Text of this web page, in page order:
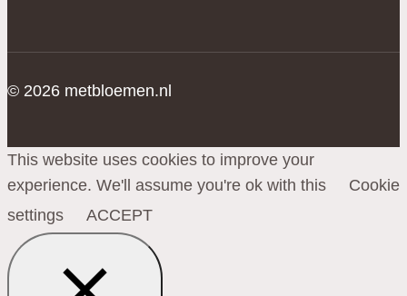
© 2026 metbloemen.nl
This website uses cookies to improve your
experience. We'll assume you're ok with this
Cookie
settings
ACCEPT